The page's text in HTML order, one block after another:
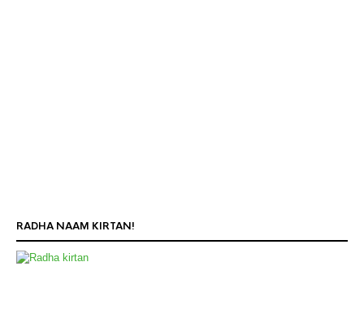
RADHA NAAM KIRTAN!